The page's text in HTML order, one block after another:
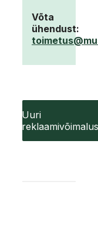
Võta
ühendust:
Uuri